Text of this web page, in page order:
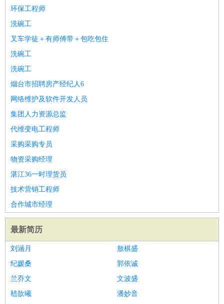
环保工程师
洗碗工
叉车学徒＋有师傅带＋包吃包住
洗碗工
洗碗工
烟台市招聘房产经纪人6
网络维护及软件开发人员
集团人力资源总监
代维变电工程师
采购采购专员
物资采购经理
湛江36一时理货员
技术营销工程师
合作城市经理
最新简历
刘涵月
敖棋盛
纪媛桑
郭依诚
兰乔文
文波盛
嵇歆曦
潘妙音